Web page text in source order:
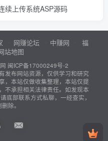
续上传系统ASP源码
网赚论坛 中赚网
福
站地图
闽ICP备17000249号-2
发布网站资源，仅供学习和研究
，本站仅做收集整理，本站仅提
不承担相关法律责任。如发现本
底部联系方式私聊，一经查实，
除。